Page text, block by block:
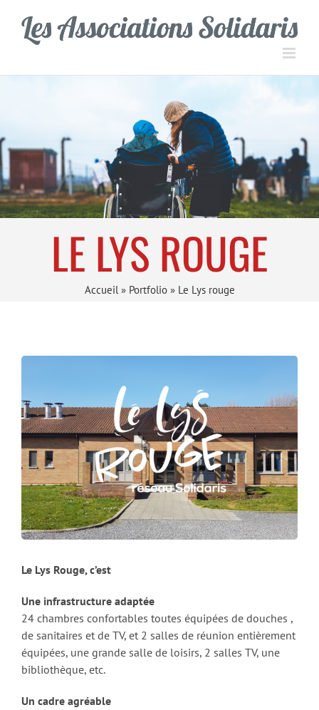
contenu
LE LYS ROUGE
Accueil » Portfolio» Le Lys rouge
Le Lys Rouge, c’est
Une infrastructure adaptée
24 chambres confortables toutes équipées de douches ,
de sanitaires et de TV, et 2 salles de réunion entièrement
équipées, une grande salle de loisirs, 2 salles TV, une
bibliothèque, etc.
Un cadre agréable